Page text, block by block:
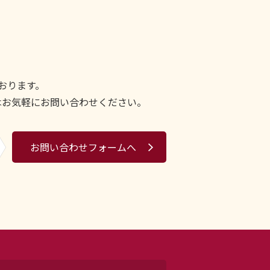
ます。
気軽にお問い合わせください。
お問い合わせフォームへ